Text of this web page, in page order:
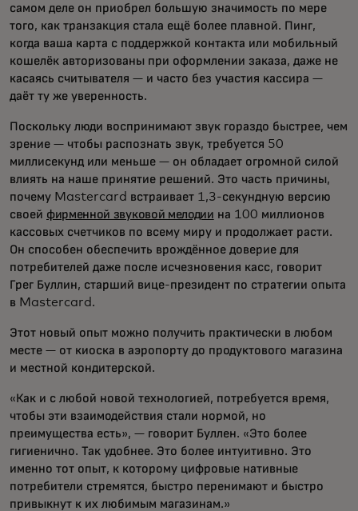
самом деле он приобрел большую значимость по мере
того, как транзакция стала ещё более плавной. Пинг,
когда ваша карта с поддержкой контакта или мобильный
кошелёк авторизованы при оформлении заказа, даже не
касаясь считывателя — и часто без участия кассира —
даёт ту же уверенность.
Поскольку люди воспринимают звук гораздо быстрее, чем
зрение — чтобы распознать звук, требуется 50
миллисекунд или меньше — он обладает огромной силой
влиять на наше принятие решений. Это часть причины,
почему Mastercard встраивает 1,3-секундную версию
своей фирменной звуковой мелодии на 100 миллионов
кассовых счетчиков по всему миру и продолжает расти.
Он способен обеспечить врождённое доверие для
потребителей даже после исчезновения касс, говорит
Грег Буллин, старший вице-президент по стратегии опыта
в Mastercard.
Этот новый опыт можно получить практически в любом
месте — от киоска в аэропорту до продуктового магазина
и местной кондитерской.
«Как и с любой новой технологией, потребуется время,
чтобы эти взаимодействия стали нормой, но
преимущества есть», — говорит Буллен. «Это более
гигиенично. Так удобнее. Это более интуитивно. Это
именно тот опыт, к которому цифровые нативные
потребители стремятся, быстро перенимают и быстро
привыкнут к их любимым магазинам.»